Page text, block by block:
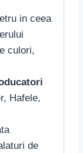
in ceea
culori,
Hafele,
de